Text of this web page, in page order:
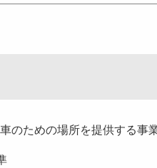
ための場所を提供する事業